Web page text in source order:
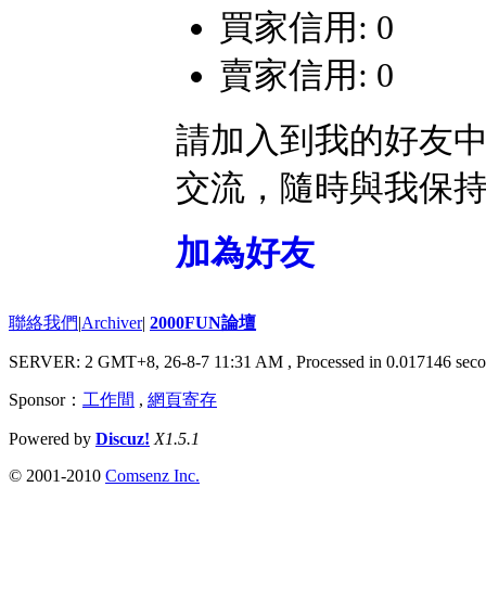
買家信用: 0
賣家信用: 0
請加入到我的好友
交流，隨時與我保
加為好友
聯絡我們|Archiver| 2000FUN論壇
SERVER: 2 GMT+8, 26-8-7 11:31 AM , Processed in 0.017146
Sponsor： 工作間 , 網頁寄存
Powered by Discuz! X1.5.1
© 2001-2010 Comsenz Inc.